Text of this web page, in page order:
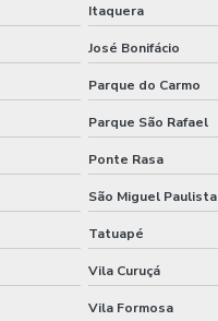
Itaquera
José Bonifácio
Parque do Carmo
Parque São Rafael
Ponte Rasa
São Miguel Paulista
Tatuapé
Vila Curuçá
Vila Formosa